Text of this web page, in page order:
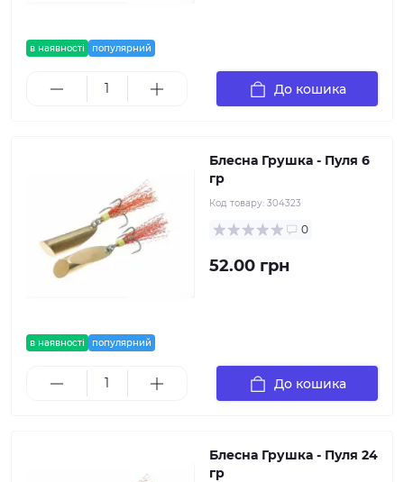
в наявності популярний
До кошика
в наявності популярний
Блесна Грушка - Пуля 6
гр
Код товару: 304323
0
52.00 грн
До кошика
Блесна Грушка - Пуля 24
гр